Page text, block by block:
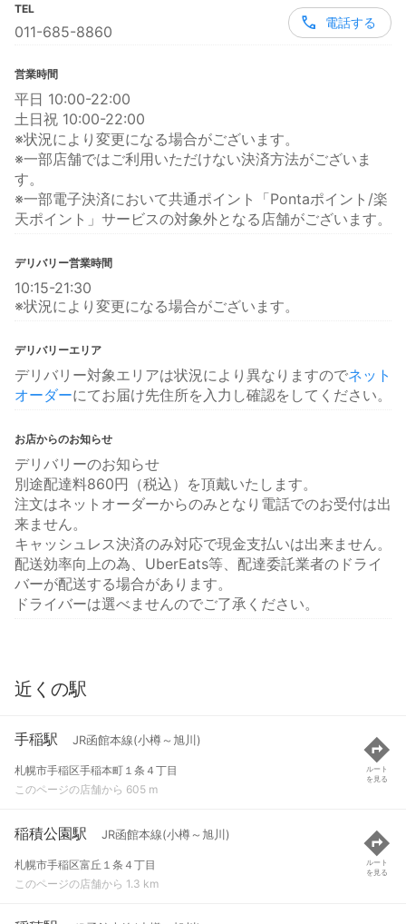
TEL
011-685-8860
電話する
営業時間
平日 10:00-22:00
土日祝 10:00-22:00
※状況により変更になる場合がございます。
※一部店舗ではご利用いただけない決済方法がございま
す。
※一部電子決済において共通ポイント「Pontaポイント/楽
天ポイント」サービスの対象外となる店舗がございます。
デリバリー営業時間
10:15-21:30
※状況により変更になる場合がございます。
デリバリーエリア
デリバリー対象エリアは状況により異なりますのでネット
オーダーにてお届け先住所を入力し確認をしてください。
お店からのお知らせ
デリバリーのお知らせ
別途配達料860円（税込）を頂戴いたします。
注文はネットオーダーからのみとなり電話でのお受付は出
来ません。
キャッシュレス決済のみ対応で現金支払いは出来ません。
配送効率向上の為、UberEats等、配達委託業者のドライ
バーが配送する場合があります。
ドライバーは選べませんのでご了承ください。
近くの駅
手稲駅 JR函館本線(小樽～旭川)
札幌市手稲区手稲本町１条４丁目
このページの店舗から 605 m
ルート
を見る
稲積公園駅 JR函館本線(小樽～旭川)
札幌市手稲区富丘１条４丁目
このページの店舗から 1.3 km
ルート
を見る